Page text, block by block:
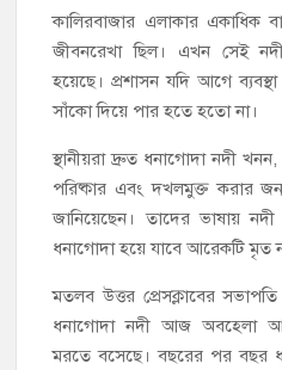
কালিরবাজার এলাকার একাধিক
জীবনরেখা ছিল। এখন সেই
হয়েছে। প্রশাসন যদি আগে
সাঁকো দিয়ে পার হতে হতো না।
স্থানীয়রা দ্রুত ধনাগোদা নদী
পরিষ্কার এবং দখলমুক্ত করার
জানিয়েছেন। তাদের ভাষায়
ধনাগোদা হয়ে যাবে আরেকটি মৃত
মতলব উত্তর প্রেসক্লাবের
ধনাগোদা নদী আজ অবহেলা
মরতে বসেছে। বছরের পর বছর